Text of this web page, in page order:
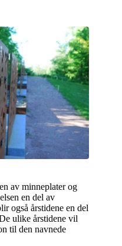
av minneplater og
en del av
også årstidene en del
ulike årstidene vil
til den navnede